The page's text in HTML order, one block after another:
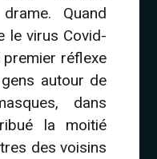
Quand
le virus Covid-
réflexe
autour de
dans
la moitié
des voisins